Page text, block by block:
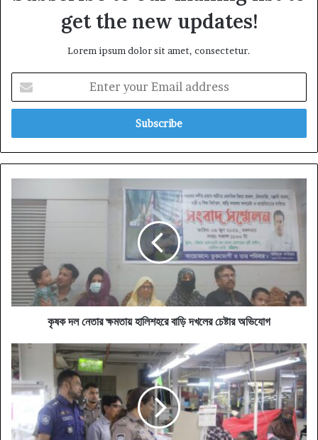
get the new updates!
Lorem ipsum dolor sit amet, consectetur.
your
Email
দল
নেতার
ক্ষমতায়
হালিশহরে
বাড়ি
দখলের
চেষ্টার
অভিযোগ
কৃষক দল নেতার ক্ষমতায় হালিশহরে বাড়ি দখলের চেষ্টার অভিযোগ
শিল্প
কারখানা
পরিদর্শনে
ইন্ডাস্ট্রিয়াল
পুলিশ-০৩
এর